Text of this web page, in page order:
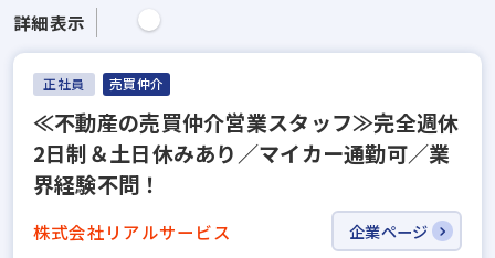
詳細表示
正社員 売買仲介
≪不動産の売買仲介営業スタッフ≫完全週休
2日制＆土日休みあり／マイカー通勤可／業
界経験不問！
株式会社リアルサービス 企業ページ